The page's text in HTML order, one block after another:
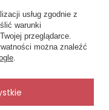
dobrać
pod biustem i w
rozmiar.
usług zgodnie z
warunki
przeglądarce.
można znaleźć
.